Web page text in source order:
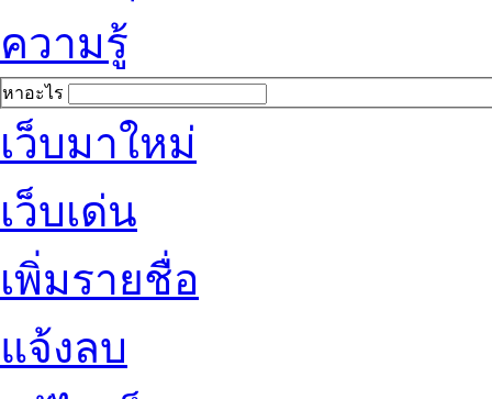
ความรู้
หาอะไร
เว็บมาใหม่
เว็บเด่น
เพิ่มรายชื่อ
แจ้งลบ